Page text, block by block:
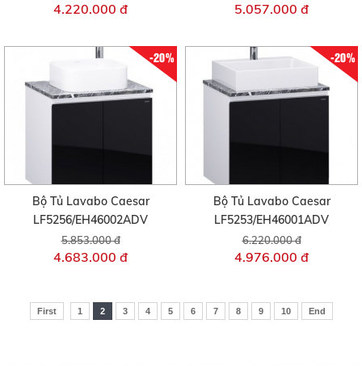
4.220.000 đ 5.057.000 đ
-20%
Bộ Tủ Lavabo Caesar
LF5256/EH46002ADV
5.853.000 đ
4.683.000 đ
-20%
Bộ Tủ Lavabo Caesar
LF5253/EH46001ADV
6.220.000 đ
4.976.000 đ
First 1 2 3 4 5 6 7 8 9 10 End